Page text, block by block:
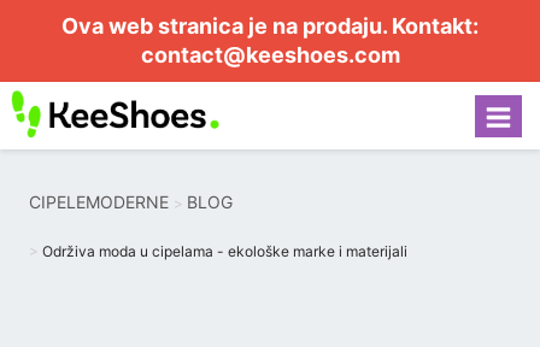
Ova web stranica je na prodaju. Kontakt:
contact@keeshoes.com
CIPELEMODERNE BLOG
Održiva moda u cipelama - ekološke marke i materijali